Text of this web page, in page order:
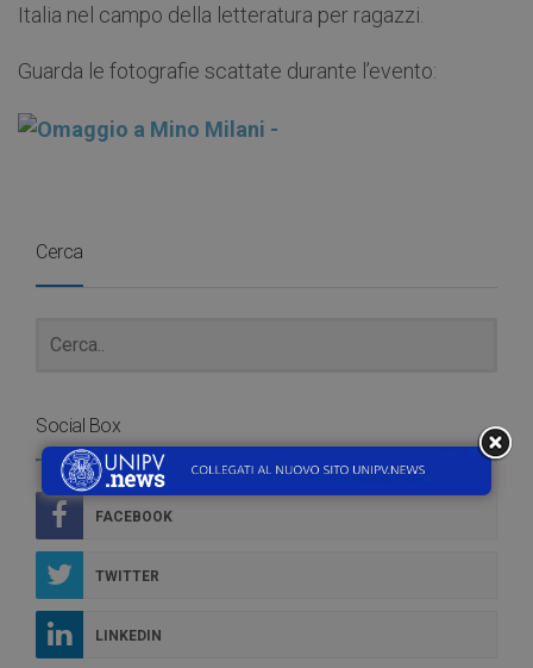
Italia nel campo della letteratura per ragazzi.
Guarda le fotografie scattate durante l’evento:
Cerca
Social Box
FACEBOOK
TWITTER
LINKEDIN